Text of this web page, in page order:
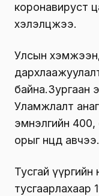
коронавируст
хэлэлцжээ.
Улсын
байна.Зургаан
Уламжлалт
эмнэлгийн 400,
орыг нөөцөд авчээ.
Тусгай үүргийн
тусгаарлахаар